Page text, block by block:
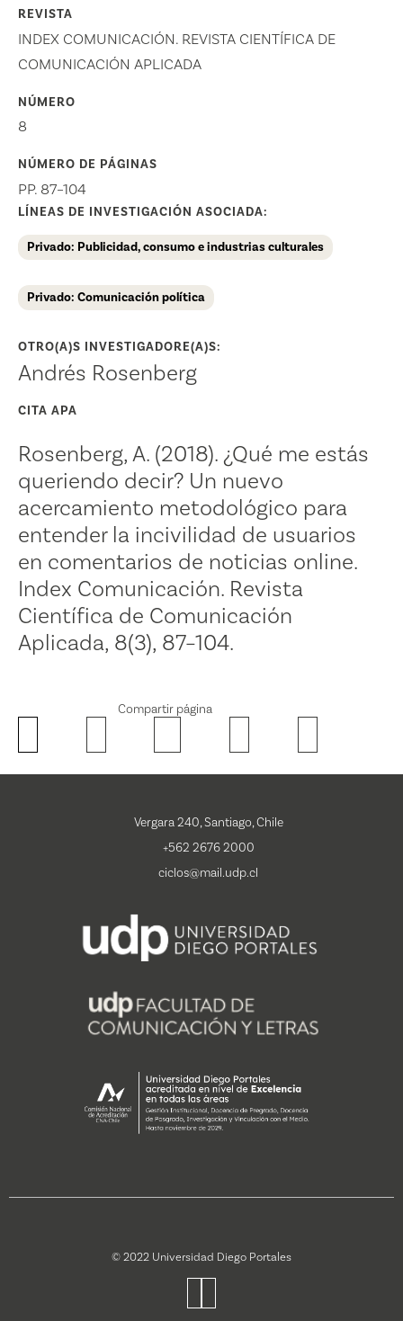
REVISTA
INDEX COMUNICACIÓN. REVISTA CIENTÍFICA DE
COMUNICACIÓN APLICADA
NÚMERO
8
NÚMERO DE PÁGINAS
PP. 87–104
LÍNEAS DE INVESTIGACIÓN ASOCIADA:
Privado: Publicidad, consumo e industrias culturales
Privado: Comunicación política
OTRO(A)S INVESTIGADORE(A)S:
Andrés Rosenberg
CITA APA
Rosenberg, A. (2018). ¿Qué me estás
queriendo decir? Un nuevo
acercamiento metodológico para
entender la incivilidad de usuarios
en comentarios de noticias online.
Index Comunicación. Revista
Científica de Comunicación
Aplicada, 8(3), 87–104.
Compartir página
Vergara 240, Santiago, Chile
+562 2676 2000
ciclos@mail.udp.cl
© 2022 Universidad Diego Portales